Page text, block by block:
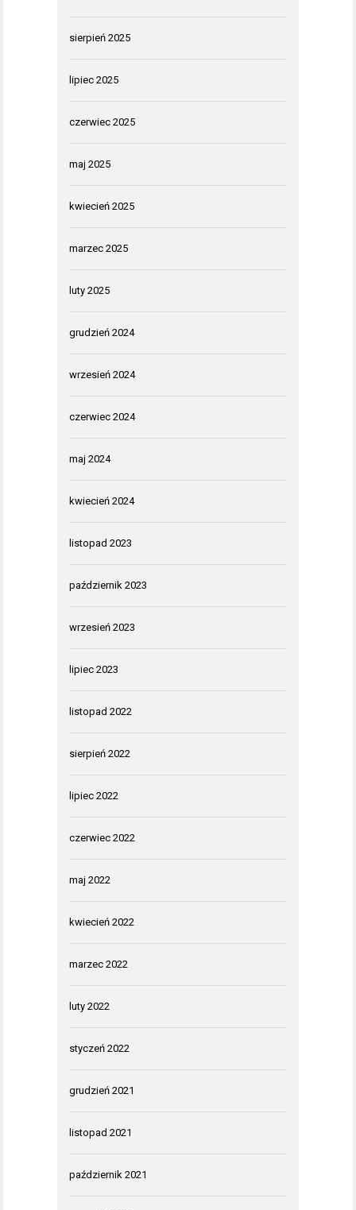
sierpień 2025
lipiec 2025
czerwiec 2025
maj 2025
kwiecień 2025
marzec 2025
luty 2025
grudzień 2024
wrzesień 2024
czerwiec 2024
maj 2024
kwiecień 2024
listopad 2023
październik 2023
wrzesień 2023
lipiec 2023
listopad 2022
sierpień 2022
lipiec 2022
czerwiec 2022
maj 2022
kwiecień 2022
marzec 2022
luty 2022
styczeń 2022
grudzień 2021
listopad 2021
październik 2021